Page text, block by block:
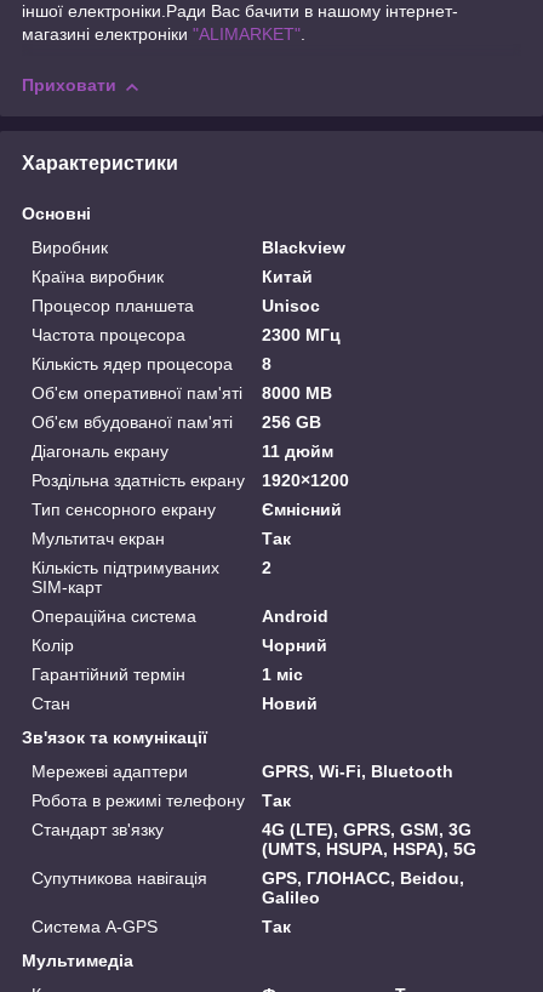
іншої електроніки.Ради Вас бачити в нашому інтернет-
магазині електроніки "ALIMARKET".
Приховати
Характеристики
Основні
Виробник
Blackview
Країна виробник
Китай
Процесор планшета
Unisoc
Частота процесора
2300 МГц
Кількість ядер процесора
8
Об'єм оперативної пам'яті
8000 MB
Об'єм вбудованої пам'яті
256 GB
Діагональ екрану
11 дюйм
Роздільна здатність екрану
1920×1200
Тип сенсорного екрану
Ємнісний
Мультитач екран
Так
Кількість підтримуваних
SIM-карт
2
Операційна система
Android
Колір
Чорний
Гарантійний термін
1 міс
Стан
Новий
Зв'язок та комунікації
Мережеві адаптери
GPRS, Wi-Fi, Bluetooth
Робота в режимі телефону
Так
Стандарт зв'язку
4G (LTE), GPRS, GSM, 3G
(UMTS, HSUPA, HSPA), 5G
Супутникова навігація
GPS, ГЛОНАСС, Beidou,
Galileo
Система A-GPS
Так
Мультимедіа